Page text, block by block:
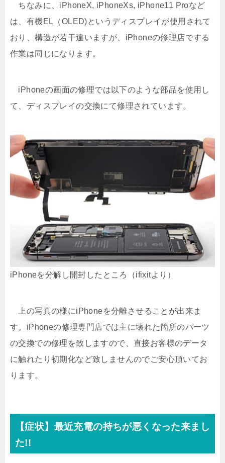
ちなみに、iPhoneX, iPhoneXs, iPhone11 Proなど
は、有機EL（OLED)というディスプレイが使用されて
おり、構造が若干違いますが、iPhoneの修理店でする
作業は同じになります。
iPhoneの画面の修理では以下のような部品を使用し
て、ディスプレイの交換にて修理されています。
iPhoneを分解し開封したところ（ifixitより）
上の写真の様にiPhoneを分離させることが出来ま
す。iPhoneの修理専門店では主に壊れた箇所のパーツ
の交換での修理を致しますので、直接お客様のデータ
に触れたり初期化など致しませんのでご安心頂いてお
ります。
【症状】最近充電の持ちが悪くなった来まし
た!!